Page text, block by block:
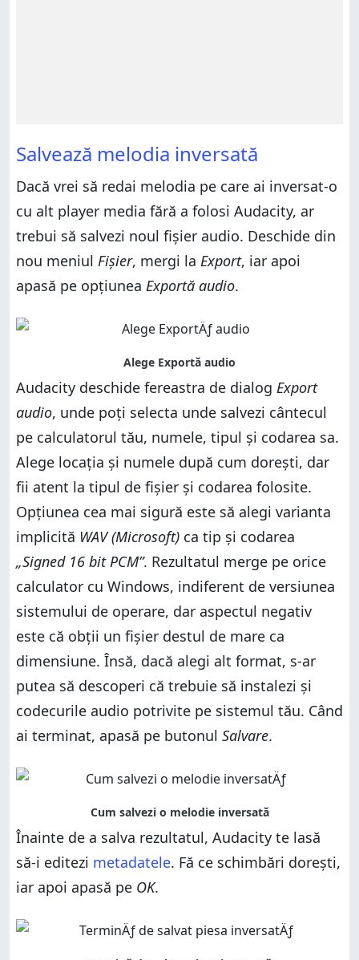
Salvează melodia inversată
Dacă vrei să redai melodia pe care ai inversat-o
cu alt player media fără a folosi Audacity, ar
trebui să salvezi noul fișier audio. Deschide din
nou meniul Fișier, mergi la Export, iar apoi
apasă pe opțiunea Exportă audio.
Audacity deschide fereastra de dialog Export
audio, unde poți selecta unde salvezi cântecul
pe calculatorul tău, numele, tipul și codarea sa.
Alege locația și numele după cum dorești, dar
fii atent la tipul de fișier și codarea folosite.
Opțiunea cea mai sigură este să alegi varianta
implicită WAV (Microsoft) ca tip și codarea
„Signed 16 bit PCM”. Rezultatul merge pe orice
calculator cu Windows, indiferent de versiunea
sistemului de operare, dar aspectul negativ
este că obții un fișier destul de mare ca
dimensiune. Însă, dacă alegi alt format, s-ar
putea să descoperi că trebuie să instalezi și
codecurile audio potrivite pe sistemul tău. Când
ai terminat, apasă pe butonul Salvare.
Înainte de a salva rezultatul, Audacity te lasă
să-i editezi metadatele. Fă ce schimbări dorești,
iar apoi apasă pe OK.